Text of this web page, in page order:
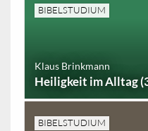
BIBELSTUDIUM
Klaus Brinkmann
Heiligkeit im Alltag
BIBELSTUDIUM